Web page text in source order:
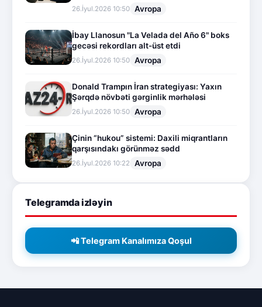
26.İyul.2026 10:50 Avropa
İbay Llanosun "La Velada del Año 6" boks
gecəsi rekordları alt-üst etdi
26.İyul.2026 10:50 Avropa
Donald Trampın İran strategiyası: Yaxın
Şərqdə növbəti gərginlik mərhələsi
26.İyul.2026 10:50 Avropa
Çinin “hukou” sistemi: Daxili miqrantların
qarşısındakı görünməz sədd
26.İyul.2026 10:22 Avropa
Telegramda izləyin
📲 Telegram Kanalımıza Qoşul